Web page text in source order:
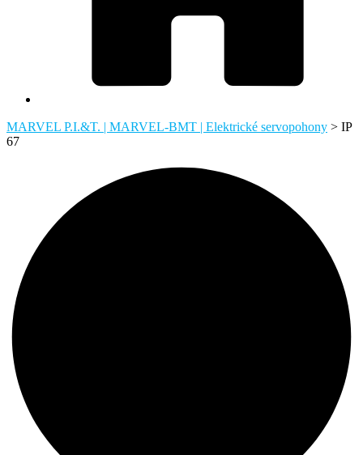
MARVEL P.I.&T. | MARVEL-BMT | Elektrické servopohony > IP
67